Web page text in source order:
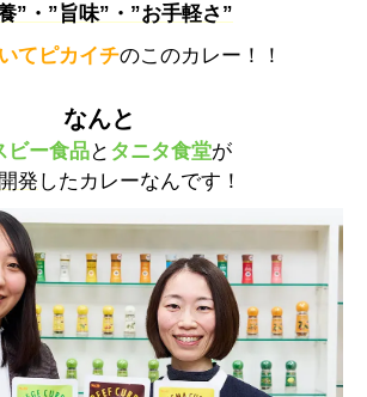
”・”旨味”・”お手軽さ”
てピカイチのこのカレー！！
なんと
ビー食品と タニタ食堂が
発 したカレーなんです！